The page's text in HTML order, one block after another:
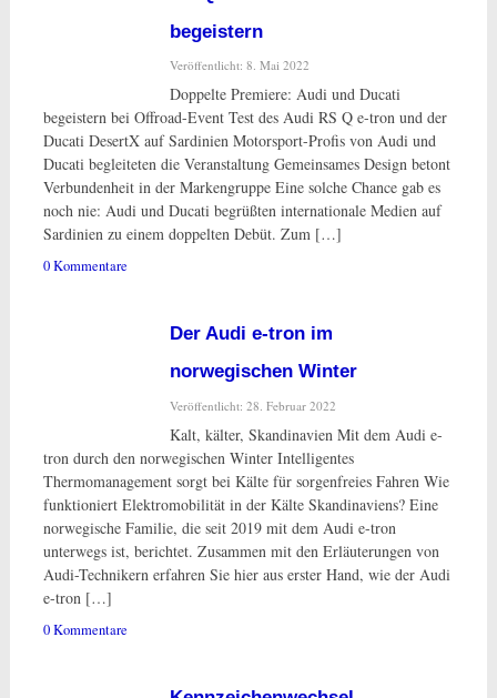
begeistern
Veröffentlicht: 8. Mai 2022
Doppelte Premiere: Audi und Ducati
begeistern bei Offroad-Event Test des Audi RS Q e-tron und der
Ducati DesertX auf Sardinien Motorsport-Profis von Audi und
Ducati begleiteten die Veranstaltung Gemeinsames Design betont
Verbundenheit in der Markengruppe Eine solche Chance gab es
noch nie: Audi und Ducati begrüßten internationale Medien auf
Sardinien zu einem doppelten Debüt. Zum […]
0 Kommentare
Der Audi e-tron im
norwegischen Winter
Veröffentlicht: 28. Februar 2022
Kalt, kälter, Skandinavien Mit dem Audi e-
tron durch den norwegischen Winter Intelligentes
Thermomanagement sorgt bei Kälte für sorgenfreies Fahren Wie
funktioniert Elektromobilität in der Kälte Skandinaviens? Eine
norwegische Familie, die seit 2019 mit dem Audi e-tron
unterwegs ist, berichtet. Zusammen mit den Erläuterungen von
Audi-Technikern erfahren Sie hier aus erster Hand, wie der Audi
e-tron […]
0 Kommentare